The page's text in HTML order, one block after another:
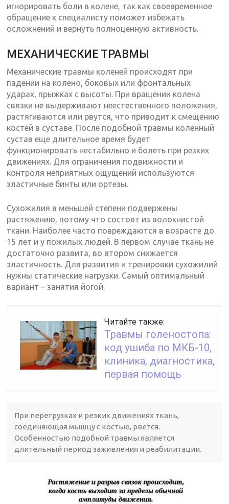
игнорировать боли в колене, так как своевременное
обращение к специалисту поможет избежать
осложнений и вернуть полноценную активность.
МЕХАНИЧЕСКИЕ ТРАВМЫ
Механические травмы коленей происходят при
падении на колено, боковых или фронтальных
ударах, прыжках с высоты. При вращении колена
связки не выдерживают неестественного положения,
растягиваются или рвутся, что приводит к смещению
костей в суставе. После подобной травмы коленный
сустав еще длительное время будет
функционировать нестабильно и болеть при резких
движениях. Для ограничения подвижности и
контроля неприятных ощущений используются
эластичные бинты или ортезы.
Сухожилия в меньшей степени подвержены
растяжению, потому что состоят из волокнистой
ткани. Наиболее часто повреждаются в возрасте до
15 лет и у пожилых людей. В первом случае ткань не
достаточно развита, во втором снижается
эластичность. Для развития и тренировки сухожилий
нужны статические нагрузки. Самый оптимальный
вариант – занятия йогой.
Читайте также:
Травмы голеностопа:
код ушиба по МКБ-10,
клиника, диагностика,
первая помощь
При перегрузках и резких движениях ткань,
соединяющая мышцу с костью, рвется.
Особенностью подобной травмы является
длительный период заживления и реабилитации.